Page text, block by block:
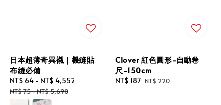
日本超薄奇異襯｜機縫貼
布縫必備
Sale
price
NT$ 64 - NT$ 4,552
NT$ 75-NT$ 5,690
Clover 紅色圓形-自動卷
尺-150cm
Sale
NT$ 187 Regular
NT$ 220